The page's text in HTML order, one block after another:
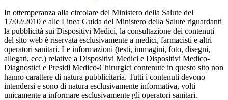
In ottemperanza alla circolare del Ministero della Salute del
17/02/2010 e alle Linea Guida del Ministero della Salute riguardanti
la pubblicità sui Dispositivi Medici, la consultazione dei contenuti
del sito web è riservata esclusivamente a medici, farmacisti e altri
operatori sanitari. Le informazioni (testi, immagini, foto, disegni,
allegati, ecc.) relative a Dispositivi Medici e Dispositivi Medico-
Diagnostici e Presidi Medico-Chirurgici contenute in questo sito non
hanno carattere di natura pubblicitaria. Tutti i contenuti devono
intendersi e sono di natura esclusivamente informativa, volti
unicamente a informare esclusivamente gli operatori sanitari.